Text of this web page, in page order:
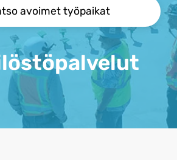
avoimet työpaikat